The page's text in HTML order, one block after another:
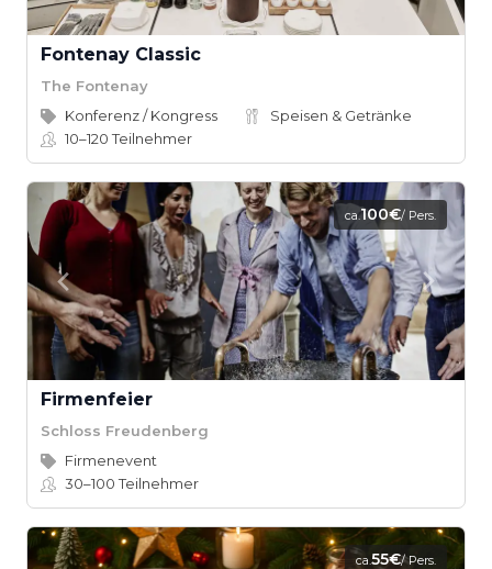
Fontenay Classic
The Fontenay
Konferenz / Kongress
Speisen & Getränke
10–120Teilnehmer
ca.100€/ Pers.
Firmenfeier
Schloss Freudenberg
Firmenevent
30–100Teilnehmer
ca.55€/ Pers.